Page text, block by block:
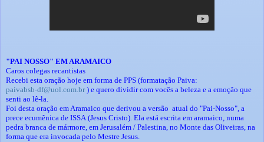
"PAI NOSSO" EM ARAMAICO
Caros colegas recantistas
Recebi esta oração hoje em forma de PPS (formatação Paiva:
paivabsb-df@uol.com.br) e quero dividir com vocês a beleza e a emoção que
senti ao lê-la.
Foi desta oração em Aramaico que derivou a versão atual do "Pai-Nosso", a
prece ecumênica de ISSA (Jesus Cristo). Ela está escrita em aramaico, numa
pedra branca de mármore, em Jerusalém / Palestina, no Monte das Oliveiras, na
forma que era invocada pelo Mestre Jesus.